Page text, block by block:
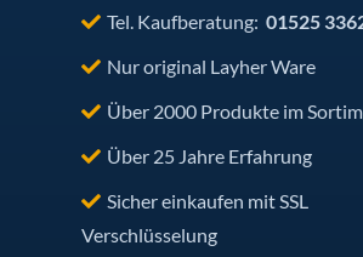
Tel. Kaufberatung: 01525
Nur original Layher Ware
Über 2000 Produkte im
Über 25 Jahre Erfahrung
Sicher einkaufen mit SSL
Verschlüsselung